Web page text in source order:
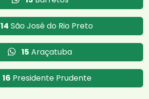
14 São José do Rio Preto
15 Araçatuba
16 Presidente Prudente